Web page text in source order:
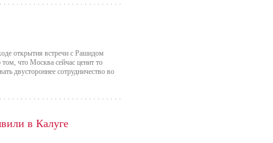
открытия встречи с Рашидом
что Москва сейчас ценит то
двустороннее сотрудничество во
в Калуге